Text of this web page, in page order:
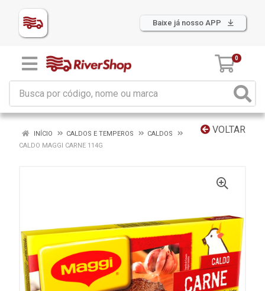
Baixe já nosso APP
0
VOLTAR
INÍCIO CALDOS E TEMPEROS
CALDOS
CALDO MAGGI CARNE 114G